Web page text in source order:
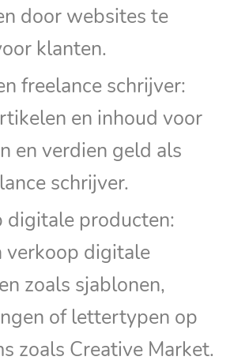
door websites te
klanten.
freelance schrijver:
en inhoud voor
en verdien geld als
schrijver.
digitale producten:
verkoop digitale
zoals sjablonen,
of lettertypen op
zoals Creative Market.